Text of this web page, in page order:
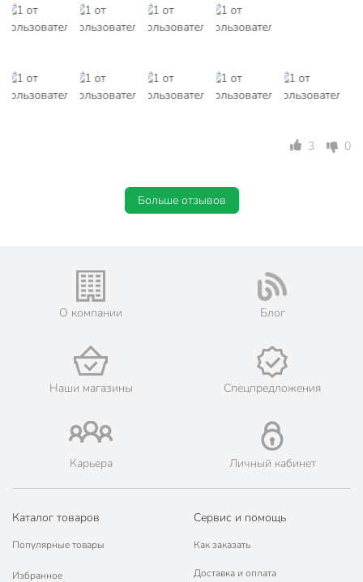
3 0
Больше отзывов
О компании Блог
Наши магазины Спецпредложения
Карьера Личный кабинет
Каталог товаров
Популярные товары
Избранное
Сервис и помощь
Как заказать
Доставка и оплата